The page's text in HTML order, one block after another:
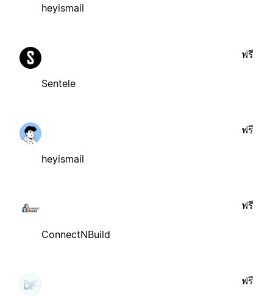
heyismail
Sentele
ฟรี
heyismail
ฟรี
ConnectNBuild
ฟรี
ฟรี